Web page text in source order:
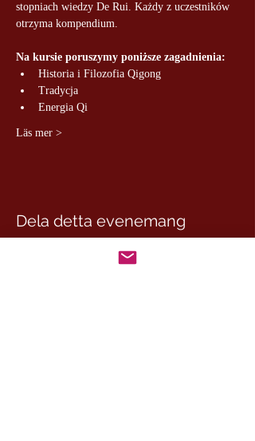
stopniach wiedzy De Rui. Każdy z uczestników
otrzyma kompendium.
Na kursie poruszymy poniższe zagadnienia:
Historia i Filozofia Qigong
Tradycja
Energia Qi
Läs mer >
Dela detta evenemang